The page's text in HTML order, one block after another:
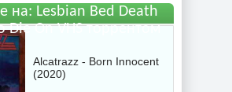
на: Lesbian Bed Death
Die On VHS торрентом
Alcatrazz - Born Innocent
(2020)